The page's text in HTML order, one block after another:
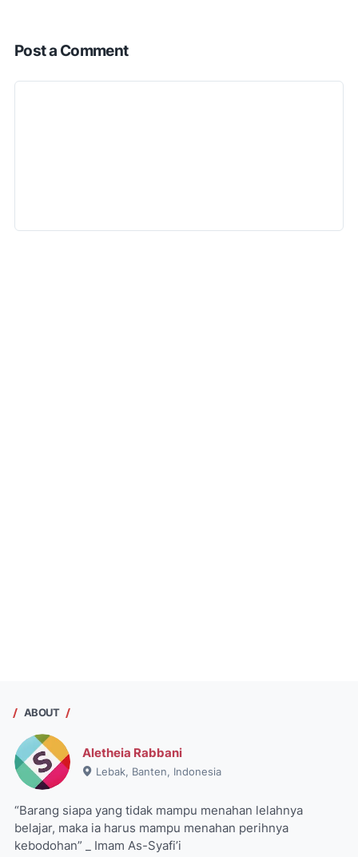
Post a Comment
ABOUT
Aletheia Rabbani
Lebak, Banten, Indonesia
“Barang siapa yang tidak mampu menahan lelahnya
belajar, maka ia harus mampu menahan perihnya
kebodohan” _ Imam As-Syafi’i